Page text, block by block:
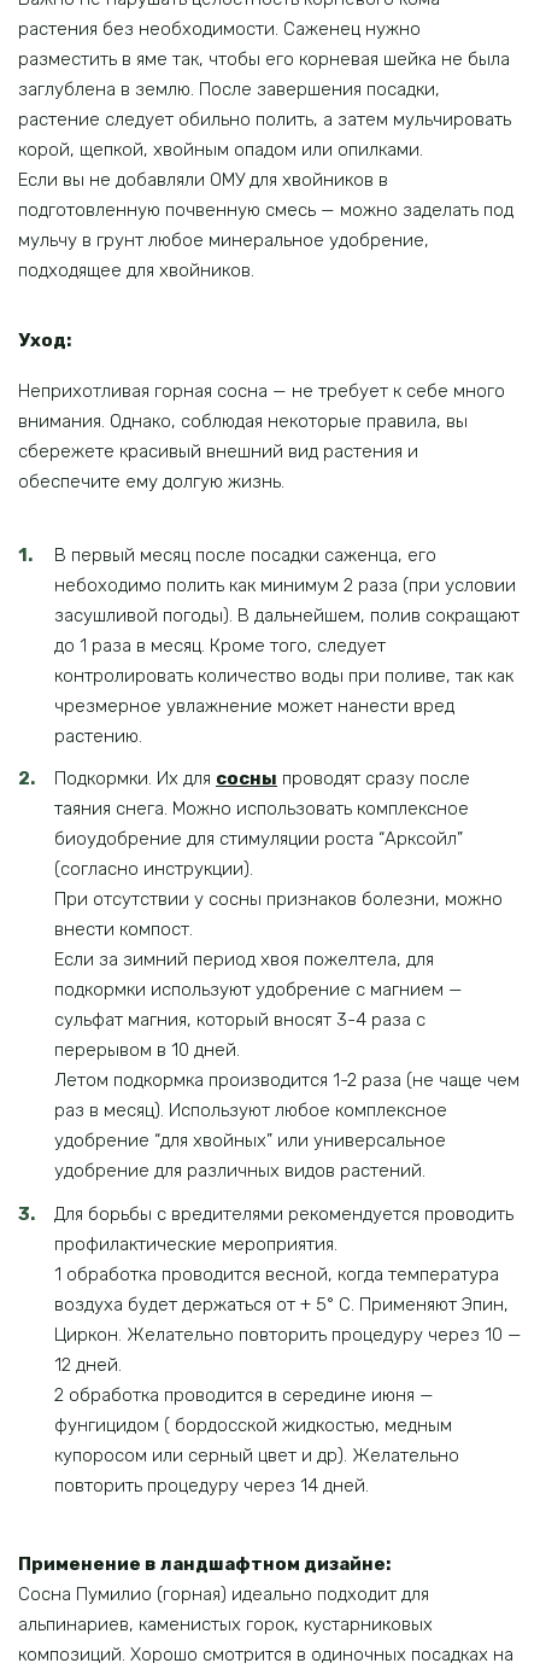
растения без необходимости. Саженец нужно
разместить в яме так, чтобы его корневая шейка не была
заглублена в землю. После завершения посадки,
растение следует обильно полить, а затем мульчировать
корой, щепкой, хвойным опадом или опилками.
Если вы не добавляли ОМУ для хвойников в
подготовленную почвенную смесь — можно заделать под
мульчу в грунт любое минеральное удобрение,
подходящее для хвойников.
Уход:
Неприхотливая горная сосна — не требует к себе много
внимания. Однако, соблюдая некоторые правила, вы
сбережете красивый внешний вид растения и
обеспечите ему долгую жизнь.
В первый месяц после посадки саженца, его
небоходимо полить как минимум 2 раза (при условии
засушливой погоды). В дальнейшем, полив сокращают
до 1 раза в месяц. Кроме того, следует
контролировать количество воды при поливе, так как
чрезмерное увлажнение может нанести вред
растению.
Подкормки. Их для сосны проводят сразу после
таяния снега. Можно использовать комплексное
биоудобрение для стимуляции роста “Арксойл”
(согласно инструкции).
При отсутствии у сосны признаков болезни, можно
внести компост.
Если за зимний период хвоя пожелтела, для
подкормки используют удобрение с магнием —
сульфат магния, который вносят 3-4 раза с
перерывом в 10 дней.
Летом подкормка производится 1-2 раза (не чаще чем
раз в месяц). Используют любое комплексное
удобрение “для хвойных” или универсальное
удобрение для различных видов растений.
Для борьбы с вредителями рекомендуется проводить
профилактические мероприятия.
1 обработка проводится весной, когда температура
воздуха будет держаться от + 5° С. Применяют Эпин,
Циркон. Желательно повторить процедуру через 10 —
12 дней.
2 обработка проводится в середине июня —
фунгицидом ( бордосской жидкостью, медным
купоросом или серный цвет и др). Желательно
повторить процедуру через 14 дней.
Применение в ландшафтном дизайне:
Сосна Пумилио (горная) идеально подходит для
альпинариев, каменистых горок, кустарниковых
композиций. Хорошо смотрится в одиночных посадках на